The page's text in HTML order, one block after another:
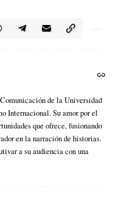
de la Universidad
Internacional. Su amor por el
que ofrece, fusionando
en la narración de historias.
a su audiencia con una